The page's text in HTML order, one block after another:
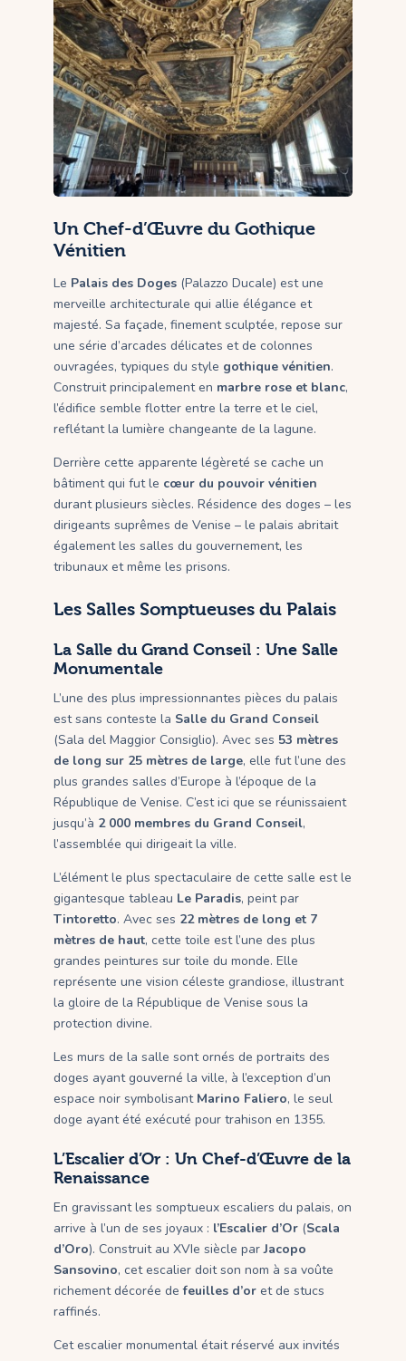
Un Chef-d’Œuvre du Gothique
Vénitien
Le Palais des Doges (Palazzo Ducale) est une
merveille architecturale qui allie élégance et
majesté. Sa façade, finement sculptée, repose sur
une série d’arcades délicates et de colonnes
ouvragées, typiques du style gothique vénitien.
Construit principalement en marbre rose et blanc,
l’édifice semble flotter entre la terre et le ciel,
reflétant la lumière changeante de la lagune.
Derrière cette apparente légèreté se cache un
bâtiment qui fut le cœur du pouvoir vénitien
durant plusieurs siècles. Résidence des doges – les
dirigeants suprêmes de Venise – le palais abritait
également les salles du gouvernement, les
tribunaux et même les prisons.
Les Salles Somptueuses du Palais
La Salle du Grand Conseil : Une Salle
Monumentale
L’une des plus impressionnantes pièces du palais
est sans conteste la Salle du Grand Conseil
(Sala del Maggior Consiglio). Avec ses 53 mètres
de long sur 25 mètres de large, elle fut l’une des
plus grandes salles d’Europe à l’époque de la
République de Venise. C’est ici que se réunissaient
jusqu’à 2 000 membres du Grand Conseil,
l’assemblée qui dirigeait la ville.
L’élément le plus spectaculaire de cette salle est le
gigantesque tableau Le Paradis, peint par
Tintoretto. Avec ses 22 mètres de long et 7
mètres de haut, cette toile est l’une des plus
grandes peintures sur toile du monde. Elle
représente une vision céleste grandiose, illustrant
la gloire de la République de Venise sous la
protection divine.
Les murs de la salle sont ornés de portraits des
doges ayant gouverné la ville, à l’exception d’un
espace noir symbolisant Marino Faliero, le seul
doge ayant été exécuté pour trahison en 1355.
L’Escalier d’Or : Un Chef-d’Œuvre de la
Renaissance
En gravissant les somptueux escaliers du palais, on
arrive à l’un de ses joyaux : l’Escalier d’Or (Scala
d’Oro). Construit au XVIe siècle parJacopo
Sansovino, cet escalier doit son nom à sa voûte
richement décorée defeuilles d’or et de stucs
raffinés.
Cet escalier monumental était réservé aux invités